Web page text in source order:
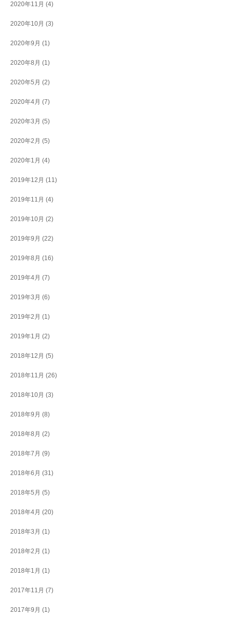
2020年11月 (4)
2020年10月 (3)
2020年9月 (1)
2020年8月 (1)
2020年5月 (2)
2020年4月 (7)
2020年3月 (5)
2020年2月 (5)
2020年1月 (4)
2019年12月 (11)
2019年11月 (4)
2019年10月 (2)
2019年9月 (22)
2019年8月 (16)
2019年4月 (7)
2019年3月 (6)
2019年2月 (1)
2019年1月 (2)
2018年12月 (5)
2018年11月 (26)
2018年10月 (3)
2018年9月 (8)
2018年8月 (2)
2018年7月 (9)
2018年6月 (31)
2018年5月 (5)
2018年4月 (20)
2018年3月 (1)
2018年2月 (1)
2018年1月 (1)
2017年11月 (7)
2017年9月 (1)